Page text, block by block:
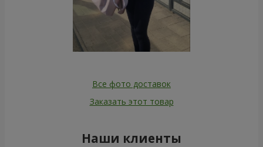
Все фото доставок
Заказать этот товар
Наши клиенты